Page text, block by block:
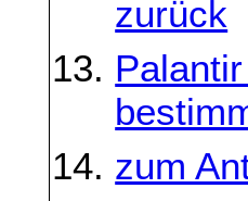
zurück
zum